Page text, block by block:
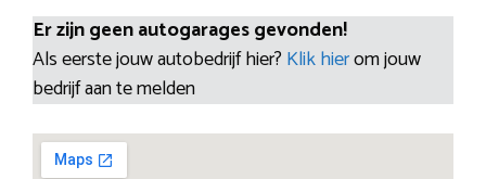
Er zijn geen autogarages gevonden!
Als eerste jouw autobedrijf hier? Klik hierom jouw
bedrijf aan te melden